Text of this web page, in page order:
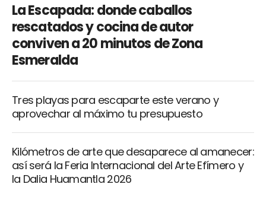
La Escapada: donde caballos
rescatados y cocina de autor
conviven a 20 minutos de Zona
Esmeralda
Tres playas para escaparte este verano y
aprovechar al máximo tu presupuesto
Kilómetros de arte que desaparece al amanecer:
así será la Feria Internacional del Arte Efímero y
la Dalia Huamantla 2026